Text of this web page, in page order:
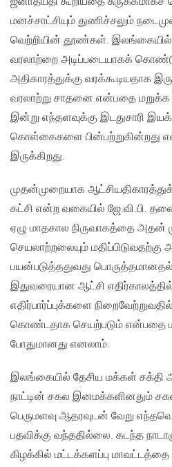
மனச்சாட்சியும் துணிச்சலும்
வெற்றியின் தூண்கள். இலங்கையில்
வரலாற்றை அடிப்படையாகக்
அதிகாரத்துக்கு வரக்கூடியதாக
வரலாற்று சாதனை என்பதை
இன்று எந்தளவுக்கு இடதுசாரி
கொள்கைகளை பின்பற்றுகின்றது
இருக்கிறது.
முதன்முறையாக
கட்சி என்ற வகையில் ஜே.வி.பி.
ஏழு மாதகால நிருவாகத்தை அதன்
செயலாற்றலையும்
பயன்படுத்ததுவது
இதுவரையான ஆட்சி
எதிர்பார்ப்புக்களை
கொண்டதாக செயற்படும் என்பதை
போதுமானது எனலாம்.
இலங்கையில் தேசிய மக்கள் சக்தி
நாட்டின் சகல இனமக்களினதும்
பெருமளவு ஆதரவுடன் வேறு
பதவிக்கு வந்ததில்லை. கடந்த
கிழக்கில் மட்டக்களப்பு